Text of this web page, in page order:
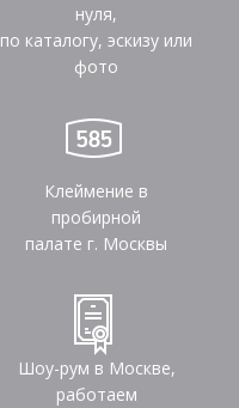
нуля,
по каталогу, эскизу или
фото
Клеймение в
пробирной
палате г. Москвы
Шоу-рум в Москве,
работаем